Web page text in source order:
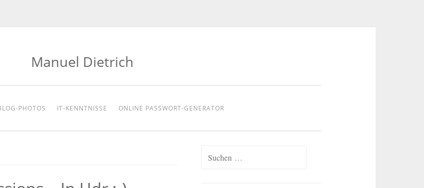
Manuel Dietrich
PHOTOS IT-KENNTNISSE ONLINE PASSWORT-GENERATOR
Suchen